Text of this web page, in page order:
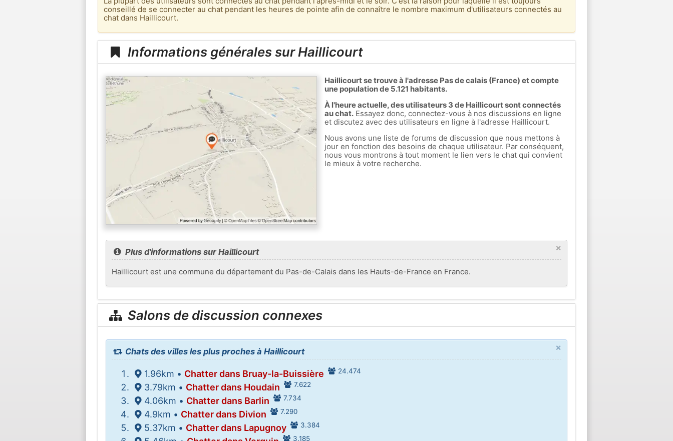
conseillé de se connecter au chat pendant les heures de pointe afin de connaître le nombre maximum d'utilisateurs connectés au
chat dans Haillicourt.
Informations générales sur Haillicourt
Haillicourt se trouve à l'adresse Pas de calais (France) et compte
une population de 5.121 habitants.
À l'heure actuelle, des utilisateurs 3 de Haillicourt sont connectés
au chat.Essayez donc, connectez-vous à nos discussions en ligne
et discutez avec des utilisateurs en ligne à l'adresse Haillicourt.
Nous avons une liste de forums de discussion que nous mettons à
jour en fonction des besoins de chaque utilisateur. Par conséquent,
nous vous montrons à tout moment le lien vers le chat qui convient
le mieux à votre recherche.
×
Plus d'informations sur Haillicourt
Haillicourt est une commune du département du Pas-de-Calais dans les Hauts-de-France en France.
Salons de discussion connexes
×
Chats des villes les plus proches à Haillicourt
1.96km • Chatter dans Bruay-la-Buissière 24.474
3.79km • Chatter dans Houdain 7.622
4.06km • Chatter dans Barlin 7.734
4.9km • Chatter dans Divion 7.290
5.37km • Chatter dans Lapugnoy 3.384
3.185